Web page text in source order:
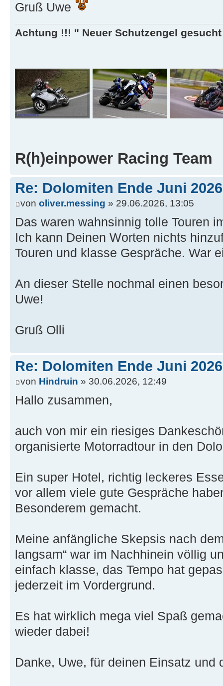
Gruß Uwe
Achtung !!! " Neuer Schutzengel
R(h)einpower Racing Team
Re: Dolomiten Ende Juni 2026
von oliver.messing » 29.06.2026, 13:05
Das waren wahnsinnig tolle Touren
Ich kann Deinen Worten nichts
Touren und klasse Gespräche. War
An dieser Stelle nochmal einen
Uwe!
Gruß Olli
Re: Dolomiten Ende Juni 2026
von Hindruin » 30.06.2026, 12:49
Hallo zusammen,
auch von mir ein riesiges
organisierte Motorradtour in den
Ein super Hotel, richtig leckeres
vor allem viele gute Gespräche
Besonderem gemacht.
Meine anfängliche Skepsis nach
langsam“ war im Nachhinein völlig
einfach klasse, das Tempo hat
jederzeit im Vordergrund.
Es hat wirklich mega viel Spaß
wieder dabei!
Danke, Uwe, für deinen Einsatz und